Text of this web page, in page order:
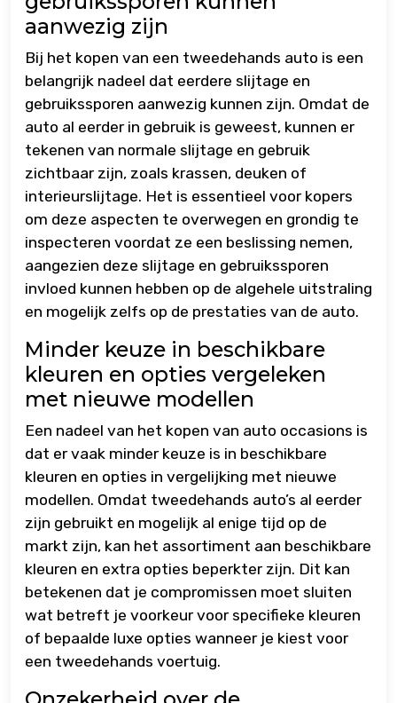
aanwezig zijn
Bij het kopen van een tweedehands auto is een
belangrijk nadeel dat eerdere slijtage en
gebruikssporen aanwezig kunnen zijn. Omdat de
auto al eerder in gebruik is geweest, kunnen er
tekenen van normale slijtage en gebruik
zichtbaar zijn, zoals krassen, deuken of
interieurslijtage. Het is essentieel voor kopers
om deze aspecten te overwegen en grondig te
inspecteren voordat ze een beslissing nemen,
aangezien deze slijtage en gebruikssporen
invloed kunnen hebben op de algehele uitstraling
en mogelijk zelfs op de prestaties van de auto.
Minder keuze in beschikbare
kleuren en opties vergeleken
met nieuwe modellen
Een nadeel van het kopen van auto occasions is
dat er vaak minder keuze is in beschikbare
kleuren en opties in vergelijking met nieuwe
modellen. Omdat tweedehands auto’s al eerder
zijn gebruikt en mogelijk al enige tijd op de
markt zijn, kan het assortiment aan beschikbare
kleuren en extra opties beperkter zijn. Dit kan
betekenen dat je compromissen moet sluiten
wat betreft je voorkeur voor specifieke kleuren
of bepaalde luxe opties wanneer je kiest voor
een tweedehands voertuig.